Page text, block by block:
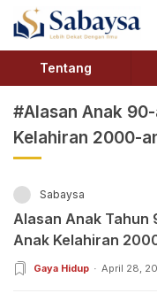
Sabaysa
Lebih Dekat Dengan
Tentang
#Alasan Anak
Kelahiran 2000-
Sabaysa
Alasan Anak Tahun
Anak Kelahiran
Gaya Hidup April 28,